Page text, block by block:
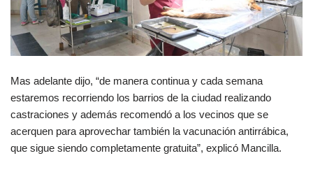
Mas adelante dijo, “de manera continua y cada semana
estaremos recorriendo los barrios de la ciudad realizando
castraciones y además recomendó a los vecinos que se
acerquen para aprovechar también la vacunación antirrábica,
que sigue siendo completamente gratuita”, explicó Mancilla.